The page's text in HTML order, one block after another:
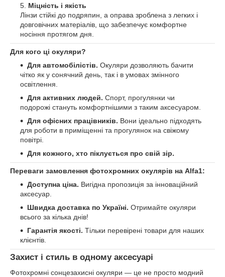
Міцність і якість
Лінзи стійкі до подряпин, а оправа зроблена з легких і
довговічних матеріалів, що забезпечує комфортне
носіння протягом дня.
Для кого ці окуляри?
Для автомобілістів. Окуляри дозволяють бачити
чітко як у сонячний день, так і в умовах змінного
освітлення.
Для активних людей. Спорт, прогулянки чи
подорожі стануть комфортнішими з таким аксесуаром.
Для офісних працівників. Вони ідеально підходять
для роботи в приміщенні та прогулянок на свіжому
повітрі.
Для кожного, хто піклується про свій зір.
Переваги замовлення фотохромних окулярів на Alfa1:
Доступна ціна. Вигідна пропозиція за інноваційний
аксесуар.
Швидка доставка по Україні. Отримайте окуляри
всього за кілька днів!
Гарантія якості. Тільки перевірені товари для наших
клієнтів.
Захист і стиль в одному аксесуарі
Фотохромні сонцезахисні окуляри — це не просто модний